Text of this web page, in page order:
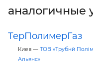
аналогичные
ТерПолимерГаз
Киев — ТОВ «Трубнй
Альянс»